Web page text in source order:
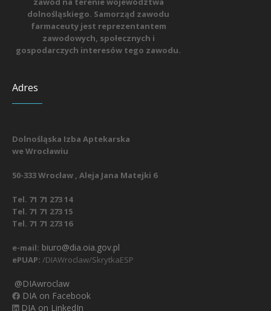
dolnośląskiego. Samorząd zawodu
farmaceuty jest reprezentantem
zawodowych, społecznych i
gospodarczych interesów tego zawodu.
Adres
Dolnośląska Izba Aptekarska
we Wrocławiu
50-333 Wrocław , Aleja Jana Matejki 6
Tel. 71 71 273 14
Tel. 71 71 273 15
Tel. 71 71 273 16
e-mail: biuro@dia.oia.gov.pl
ePUAP: /DIAWroclaw/SkrytkaESP
@DIAwroclaw
DIA on Facebook
DIA on LinkedIn